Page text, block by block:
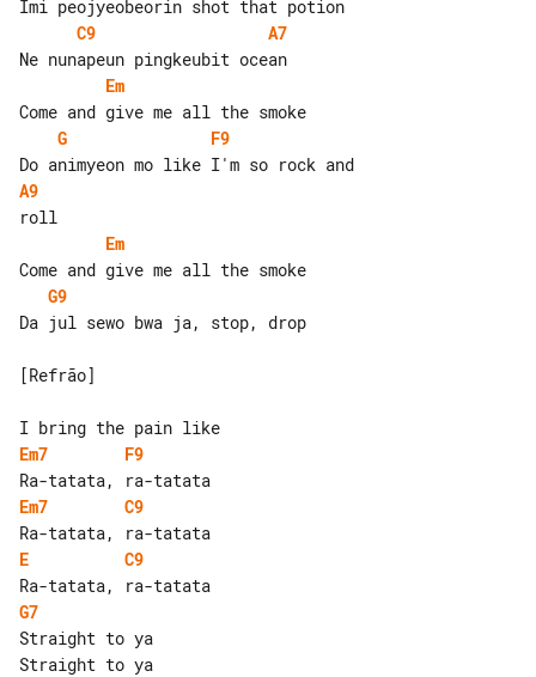
C9
A7
Em
G
F9
A9
Em
G9
Da jul sewo bwa ja, stop, drop
[Refrão]
Em7
F9
Em7
C9
E
C9
G7
Straight to ya